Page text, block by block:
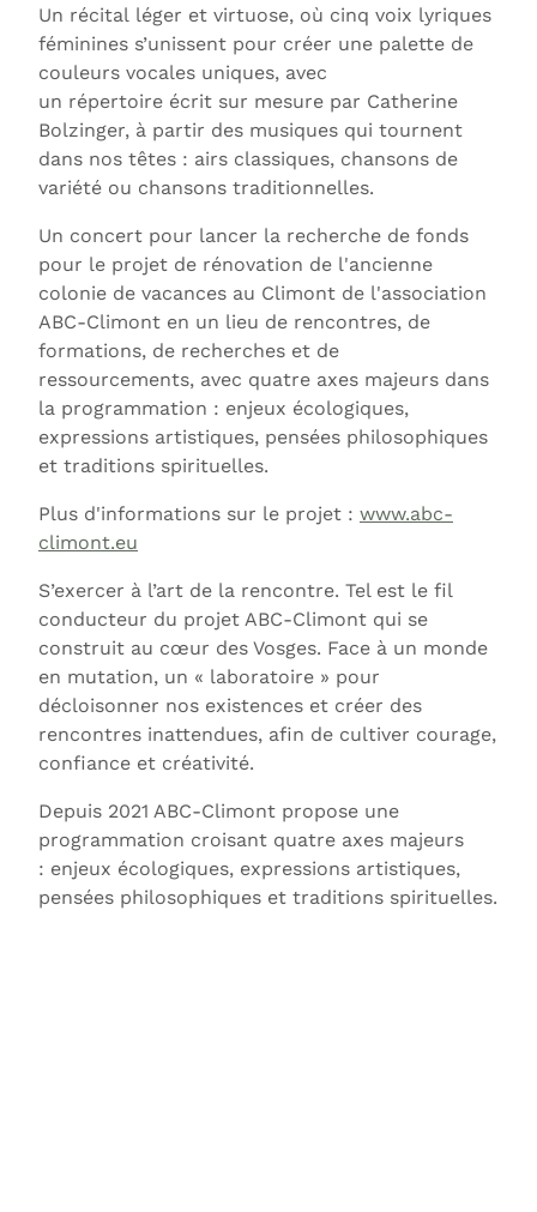
Un récital léger et virtuose, où cinq voix lyriques
féminines s’unissent pour créer une palette de
couleurs vocales uniques, avec
un répertoire écrit sur mesure par Catherine
Bolzinger, à partir des musiques qui tournent
dans nos têtes : airs classiques, chansons de
variété ou chansons traditionnelles.
Un concert pour lancer la recherche de fonds
pour le projet de rénovation de l'ancienne
colonie de vacances au Climont de l'association
ABC-Climont en un lieu de rencontres, de
formations, de recherches et de
ressourcements, avec quatre axes majeurs dans
la programmation : enjeux écologiques,
expressions artistiques, pensées philosophiques
et traditions spirituelles.
Plus d'informations sur le projet : www.abc-
climont.eu
S’exercer à l’art de la rencontre. Tel est le fil
conducteur du projet ABC-Climont qui se
construit au cœur des Vosges. Face à un monde
en mutation, un « laboratoire » pour
décloisonner nos existences et créer des
rencontres inattendues, afin de cultiver courage,
confiance et créativité.
Depuis 2021 ABC-Climont propose une
programmation croisant quatre axes majeurs
: enjeux écologiques, expressions artistiques,
pensées philosophiques et traditions spirituelles.